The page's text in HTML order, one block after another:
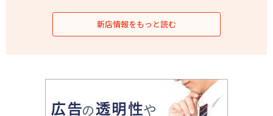
新店情報をもっと読む